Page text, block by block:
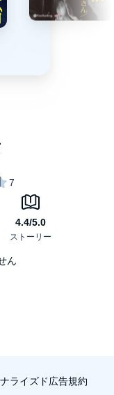
となる
か。
ん
ライズド広告規約